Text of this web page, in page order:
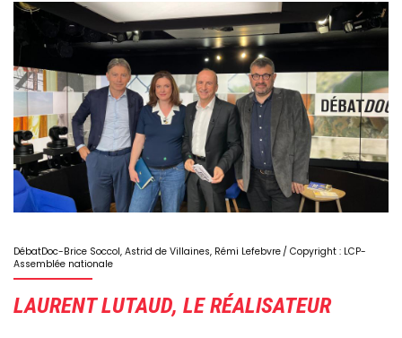
Image
DébatDoc-Brice Soccol, Astrid de Villaines, Rémi Lefebvre / Copyright : LCP-
Assemblée nationale
LAURENT LUTAUD, LE RÉALISATEUR